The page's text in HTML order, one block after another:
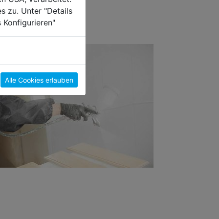
zu. Unter "Details
Alle Cookies erlauben